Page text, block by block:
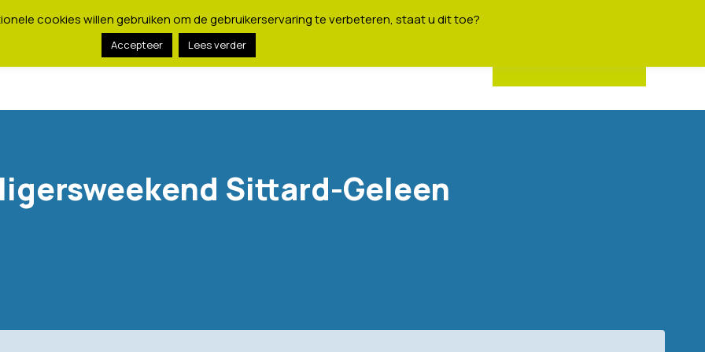
Sittard-Geleen
cookies willen gebruiken om de gebruikerservaring te verbeteren, staat u dit toe?
Accepteer Lees verder